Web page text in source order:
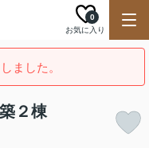
お気に入り
0
ました。
２棟